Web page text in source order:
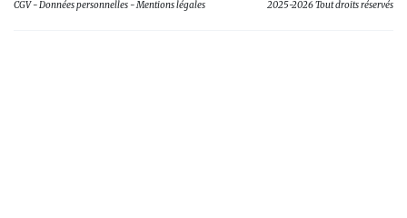
CGV Données personnelles Mentions légales 2025-2026 Tout droits réservés